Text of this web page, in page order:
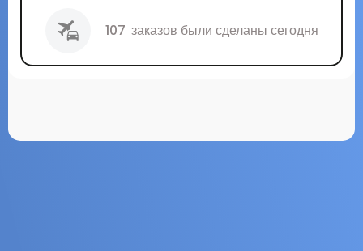
107 заказов были сделаны сегодня